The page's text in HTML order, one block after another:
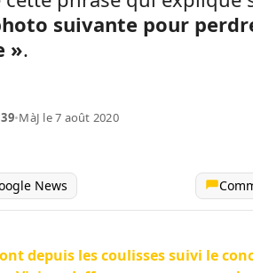
suivante pour
».
•MàJ le 7 août 2020
News
depuis les coulisses suivi le